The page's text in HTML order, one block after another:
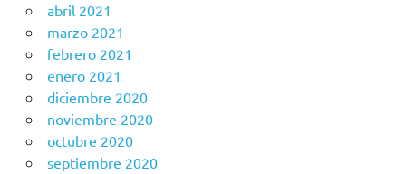
abril 2021
marzo 2021
febrero 2021
enero 2021
diciembre 2020
noviembre 2020
octubre 2020
septiembre 2020